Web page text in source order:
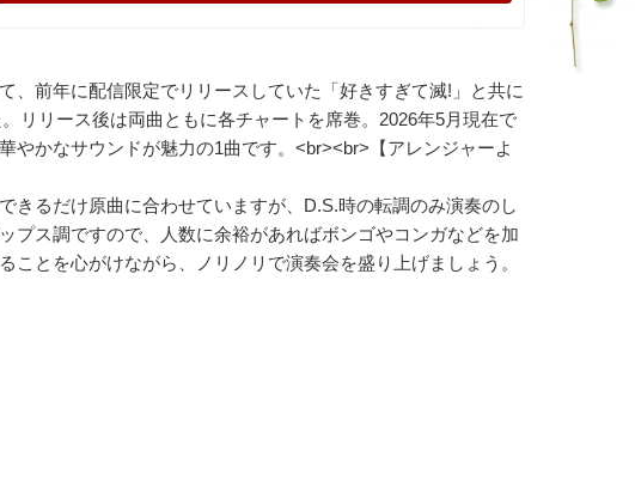
前年に配信限定でリリースしていた「好きすぎて滅!」と共に
リリース後は両曲ともに各チャートを席巻。2026年5月現在で
やかなサウンドが魅力の1曲です。<br><br>【アレンジャーよ
るだけ原曲に合わせていますが、D.S.時の転調のみ演奏のし
プス調ですので、人数に余裕があればボンゴやコンガなどを加
とを心がけながら、ノリノリで演奏会を盛り上げましょう。